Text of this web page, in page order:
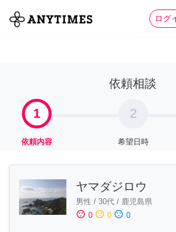
ログ
全て 家
依頼相談
1
依頼内容
2
希望日時
ヤマダジロウ
男性 / 30代 / 鹿児島県
sentiment_satisfied 0 sentiment_neutral 0 sentiment_dissatisfied 0